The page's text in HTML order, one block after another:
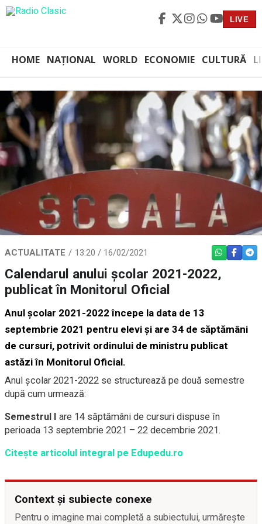
LIVE
HOME NAȚIONAL WORLD ECONOMIE CULTURĂ
ACTUALITATE 13:20 / 16/02/2021 WHATSAPP
Calendarul anului școlar 2021-2022,
publicat în Monitorul Oficial
Anul școlar 2021-2022 începe la data de 13
septembrie 2021 pentru elevi și are 34 de săptămâni
de cursuri, potrivit ordinului de ministru publicat
astăzi în Monitorul Oficial.
Anul școlar 2021-2022 se structurează pe două semestre
după cum urmează:
Semestrul I
are 14 săptămâni de cursuri dispuse în
perioada 13 septembrie 2021 – 22 decembrie 2021.
Citește articolul integral pe Edupedu.ro
Context și subiecte conexe
Pentru o imagine mai completă a subiectului, urmărește